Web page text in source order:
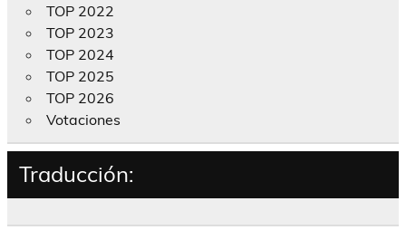
TOP 2022
TOP 2023
TOP 2024
TOP 2025
TOP 2026
Votaciones
Traducción: